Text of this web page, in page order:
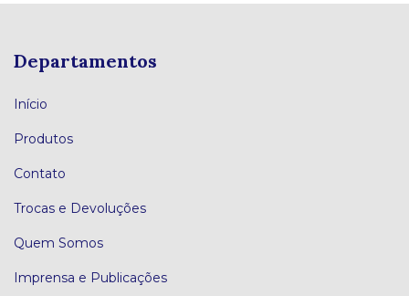
Departamentos
Início
Produtos
Contato
Trocas e Devoluções
Quem Somos
Imprensa e Publicações